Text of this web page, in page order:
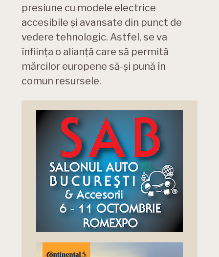
presiune cu modele electrice
accesibile și avansate din punct de
vedere tehnologic. Astfel, se va
înființa o alianță care să permită
mărcilor europene să-și pună în
comun resursele.